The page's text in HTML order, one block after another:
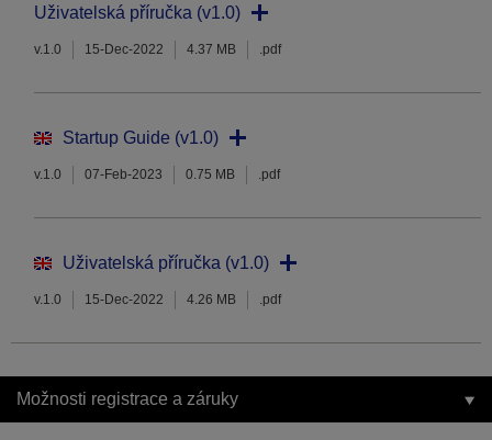
Uživatelská příručka (v1.0)
v.1.0 15-Dec-2022 4.37 MB .pdf
Startup Guide (v1.0)
v.1.0 07-Feb-2023 0.75 MB .pdf
Uživatelská příručka (v1.0)
v.1.0 15-Dec-2022 4.26 MB .pdf
Možnosti registrace a záruky